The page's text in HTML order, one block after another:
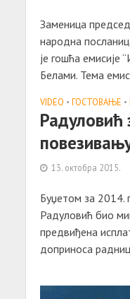
Заменица
народна
је гошћа емисије
Белами. Тема
VIDEO • ГОСТОВАЊЕ •
13. октобра 2015.
Буџетом за 2014.
Радуловић био
предвиђена
доприноса